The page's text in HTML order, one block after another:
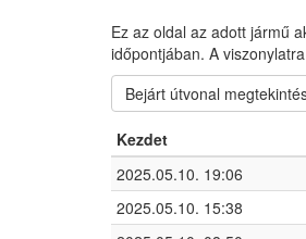
Ez az oldal az adott jármű
időpontjában. A
Bejárt útvonal
Kezdet
2025.05.10. 19:06
2025.05.10. 15:38